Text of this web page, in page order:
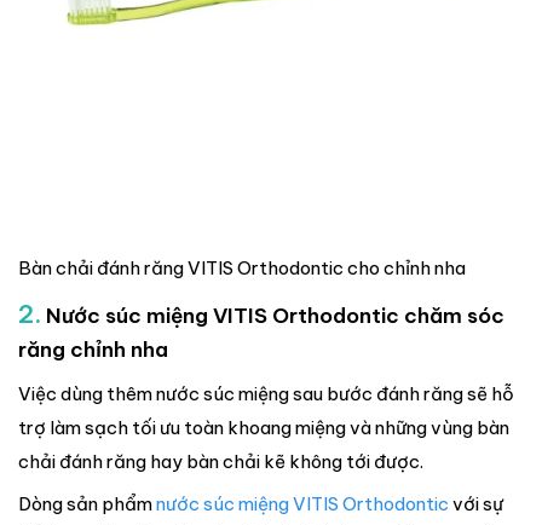
Bàn chải đánh răng VITIS Orthodontic cho chỉnh nha
2. Nước súc miệng VITIS Orthodontic chăm sóc
răng chỉnh nha
Việc dùng thêm nước súc miệng sau bước đánh răng sẽ hỗ
trợ làm sạch tối ưu toàn khoang miệng và những vùng bàn
chải đánh răng hay bàn chải kẽ không tới được.
Dòng sản phẩmnước súc miệng VITIS Orthodontic với sự